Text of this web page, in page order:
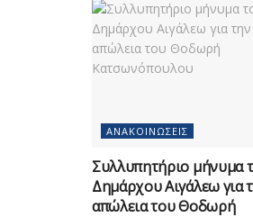
ΑΝΑΚΟΙΝΏΣΕΙΣ
Συλλυπητήριο μήνυμα
Δημάρχου Αιγάλεω για
απώλεια του Θοδωρή